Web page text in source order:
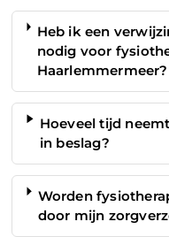
Heb ik een
nodig voor
Haarlemmermeer?
Hoeveel tijd
in beslag?
Worden
door mijn